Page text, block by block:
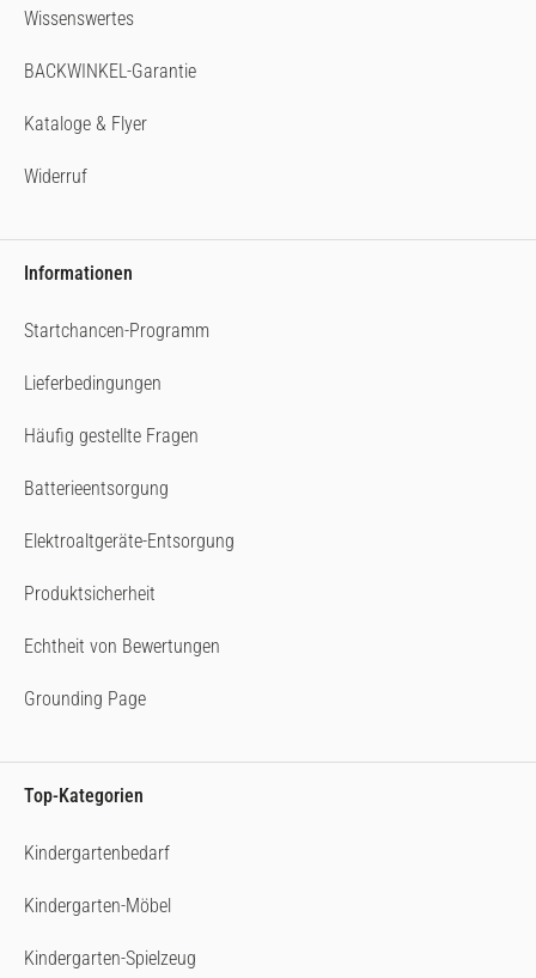
Wissenswertes
BACKWINKEL-Garantie
Kataloge & Flyer
Widerruf
Informationen
Startchancen-Programm
Lieferbedingungen
Häufig gestellte Fragen
Batterieentsorgung
Elektroaltgeräte-Entsorgung
Produktsicherheit
Echtheit von Bewertungen
Grounding Page
Top-Kategorien
Kindergartenbedarf
Kindergarten-Möbel
Kindergarten-Spielzeug